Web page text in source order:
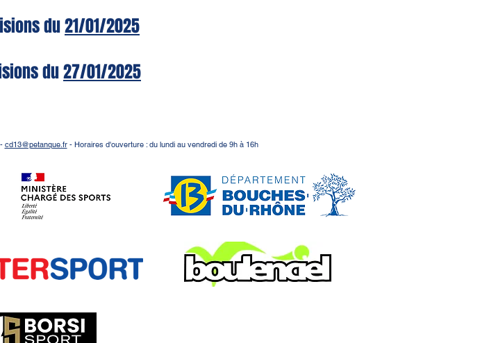
du21/01/2025
du27/01/2025
cd13@petanque.fr- Horaires d'ouverture : du lundi au vendredi de 9h à 16h